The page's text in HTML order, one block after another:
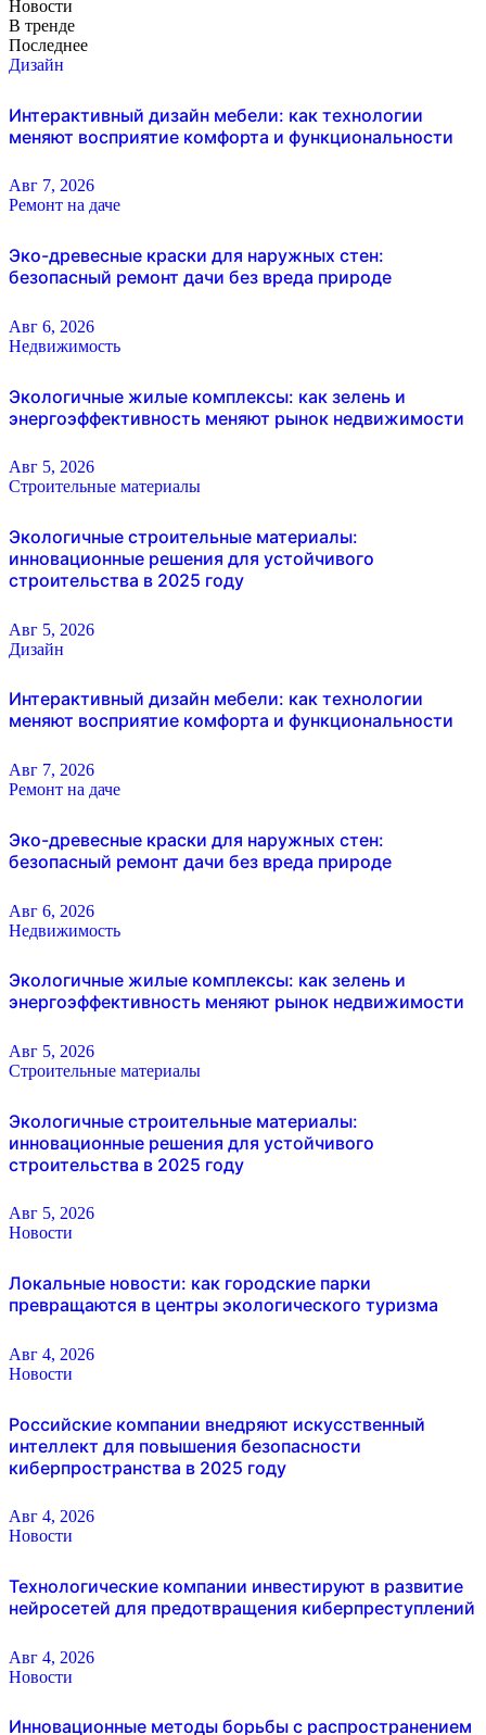
Новости
В тренде
Последнее
Дизайн
Интерактивный дизайн мебели: как технологии
меняют восприятие комфорта и функциональности
Авг 7, 2026
Ремонт на даче
Эко-древесные краски для наружных стен:
безопасный ремонт дачи без вреда природе
Авг 6, 2026
Недвижимость
Экологичные жилые комплексы: как зелень и
энергоэффективность меняют рынок недвижимости
Авг 5, 2026
Строительные материалы
Экологичные строительные материалы:
инновационные решения для устойчивого
строительства в 2025 году
Авг 5, 2026
Дизайн
Интерактивный дизайн мебели: как технологии
меняют восприятие комфорта и функциональности
Авг 7, 2026
Ремонт на даче
Эко-древесные краски для наружных стен:
безопасный ремонт дачи без вреда природе
Авг 6, 2026
Недвижимость
Экологичные жилые комплексы: как зелень и
энергоэффективность меняют рынок недвижимости
Авг 5, 2026
Строительные материалы
Экологичные строительные материалы:
инновационные решения для устойчивого
строительства в 2025 году
Авг 5, 2026
Новости
Локальные новости: как городские парки
превращаются в центры экологического туризма
Авг 4, 2026
Новости
Российские компании внедряют искусственный
интеллект для повышения безопасности
киберпространства в 2025 году
Авг 4, 2026
Новости
Технологические компании инвестируют в развитие
нейросетей для предотвращения киберпреступлений
Авг 4, 2026
Новости
Инновационные методы борьбы с распространением